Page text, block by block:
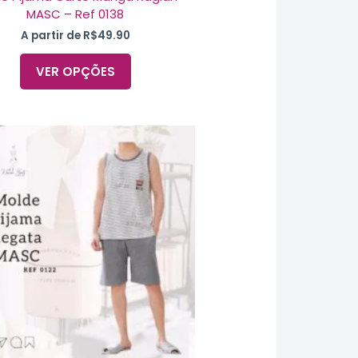
MASC – Ref 0138
A partir de R$49.90
VER OPÇÕES
Este
produto
tem
várias
variantes.
As
opções
podem
ser
escolhidas
na
página
do